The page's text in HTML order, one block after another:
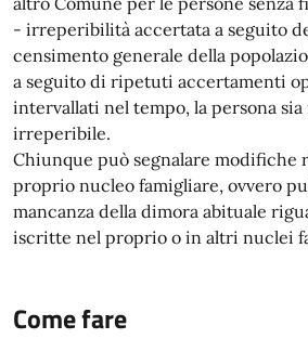
- irreperibilità accertata a seguito
censimento generale della
a seguito di ripetuti accertamenti
intervallati nel tempo, la persona
irreperibile.
Chiunque può segnalare modifiche
proprio nucleo famigliare, ovvero
mancanza della dimora abituale
iscritte nel proprio o in altri nuclei
Come fare